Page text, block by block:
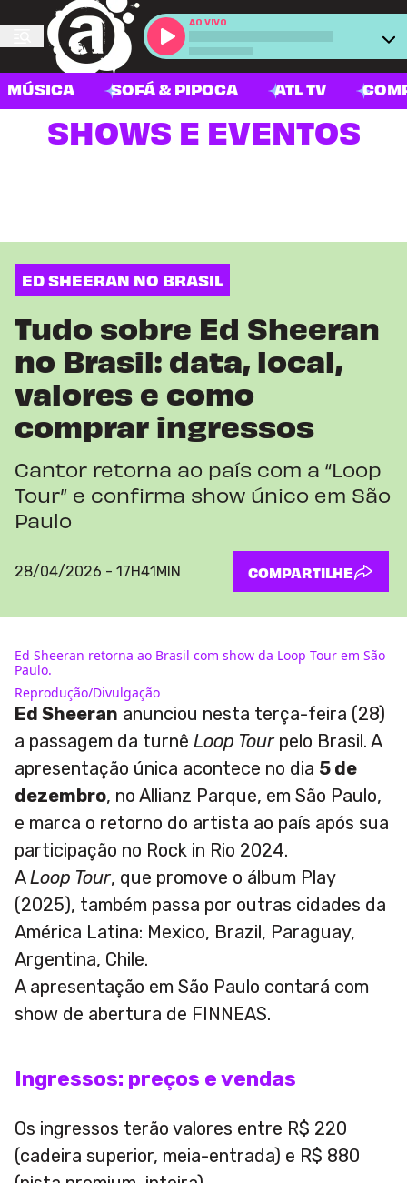
AO VIVO
MÚSICA SOFÁ & PIPOCA ATL TV
SHOWS E EVENTOS
ED SHEERAN NO BRASIL
Tudo sobre Ed Sheeran
no Brasil: data, local,
valores e como
comprar ingressos
Cantor retorna ao país com a “Loop
Tour” e confirma show único em São
Paulo
28/04/2026 - 17H41MIN COMPARTILHE
Ed Sheeran retorna ao Brasil com show da Loop Tour em São
Paulo.
Reprodução/Divulgação
Ed Sheeran anunciou nesta terça-feira (28)
a passagem da turnê Loop Tourpelo Brasil. A
apresentação única acontece no dia 5 de
dezembro, no Allianz Parque, em São Paulo,
e marca o retorno do artista ao país após sua
participação no Rock in Rio 2024.
ALoop Tour, que promove o álbum Play
(2025), também passa por outras cidades da
América Latina: Mexico, Brazil, Paraguay,
Argentina, Chile.
A apresentação em São Paulo contará com
show de abertura de FINNEAS.
Ingressos: preços e vendas
Os ingressos terão valores entre R$ 220
(cadeira superior, meia-entrada) e R$ 880